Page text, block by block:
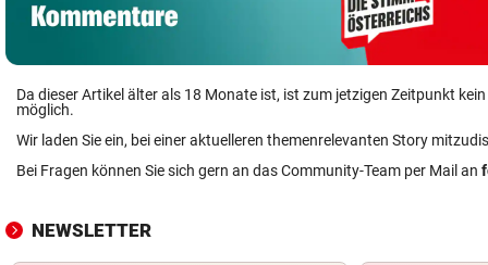
Da dieser Artikel älter als 18 Monate ist, ist zum jetzigen Zeitpunkt
möglich.
Wir laden Sie ein, bei einer aktuelleren themenrelevanten Story
Bei Fragen können Sie sich gern an das Community-Team per Mail an
NEWSLETTER